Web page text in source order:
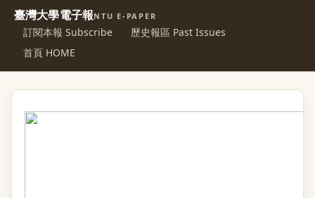
臺灣大學電子報NTU E-PAPER
訂閱本報 Subscribe
歷史報區 Past Issues
首頁 HOME